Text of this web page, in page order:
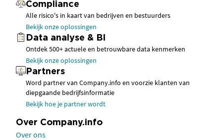
Compliance
Alle risico's in kaart van bedrijven en bestuurders
Bekijk onze oplossingen
Data analyse & BI
Ontdek 500+ actuele en betrouwbare data kenmerken
Bekijk onze oplossingen
Partners
Word partner van Company.info en voorzie klanten van
diepgaande bedrijfsinformatie
Bekijk hoe je partner wordt
Over Company.info
Over ons